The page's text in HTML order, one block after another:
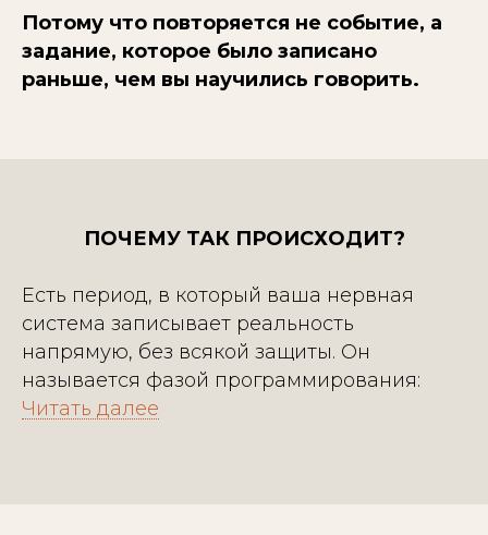
Потому что повторяется не событие, а
задание, которое было записано
раньше, чем вы научились говорить.
ПОЧЕМУ ТАК ПРОИСХОДИТ?
Есть период, в который ваша нервная
система записывает реальность
напрямую, без всякой защиты. Он
называется фазой программирования:
Читать далее